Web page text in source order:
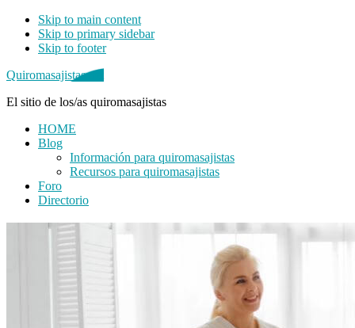
Skip to main content
Skip to primary sidebar
Skip to footer
Quiromasajistas.net
El sitio de los/as quiromasajistas
HOME
Blog
Información para quiromasajistas
Recursos para quiromasajistas
Foro
Directorio
Primary
Sidebar